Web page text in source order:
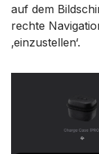
auf dem
rechte
‚einzustellen‘.